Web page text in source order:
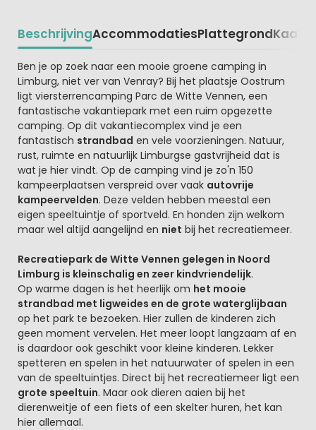
BeschrijvingAccommodatiesPlattegrondKaart
Beschrijving
Ben je op zoek naar een mooie groene camping in
Limburg, niet ver van Venray? Bij het plaatsje Oostrum
ligt viersterrencamping Parc de Witte Vennen, een
fantastische vakantiepark met een ruim opgezette
camping. Op dit vakantiecomplex vind je een
fantastisch strandbad en vele voorzieningen. Natuur,
rust, ruimte en natuurlijk Limburgse gastvrijheid dat is
wat je hier vindt. Op de camping vind je zo'n 150
kampeerplaatsen verspreid over vaak autovrije
kampeervelden. Deze velden hebben meestal een
eigen speeltuintje of sportveld. En honden zijn welkom
maar wel altijd aangelijnd en niet bij het recreatiemeer.
Recreatiepark de Witte Vennen gelegen in Noord
Limburg is kleinschalig en zeer kindvriendelijk.
Op warme dagen is het heerlijk om het mooie
strandbad met ligweides en de grote waterglijbaan
op het park te bezoeken. Hier zullen de kinderen zich
geen moment vervelen. Het meer loopt langzaam af en
is daardoor ook geschikt voor kleine kinderen. Lekker
spetteren en spelen in het natuurwater of spelen in een
van de speeltuintjes. Direct bij het recreatiemeer ligt een
grote speeltuin. Maar ook dieren aaien bij het
dierenweitje of een fiets of een skelter huren, het kan
hier allemaal.